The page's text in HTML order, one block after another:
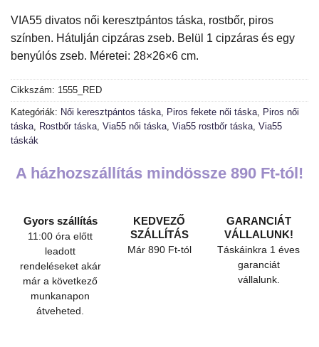
VIA55 divatos női keresztpántos táska, rostbőr, piros
színben. Hátulján cipzáras zseb. Belül 1 cipzáras és egy
benyúlós zseb. Méretei: 28×26×6 cm.
Cikkszám: 1555_RED
Kategóriák: Női keresztpántos táska, Piros fekete női táska, Piros női
táska, Rostbőr táska, Via55 női táska, Via55 rostbőr táska, Via55
táskák
A házhozszállítás mindössze 890 Ft-tól!
Gyors szállítás
11:00 óra előtt
leadott
rendeléseket akár
már a következő
munkanapon
átveheted.
KEDVEZŐ
SZÁLLÍTÁS
Már 890 Ft-tól
GARANCIÁT
VÁLLALUNK!
Táskáinkra 1 éves
garanciát
vállalunk.